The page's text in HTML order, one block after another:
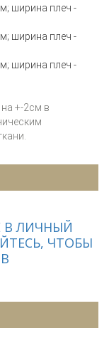
ширина плеч -
ширина плеч -
ширина плеч -
+-2см в
ЛИЧНЫЙ
ЧТОБЫ